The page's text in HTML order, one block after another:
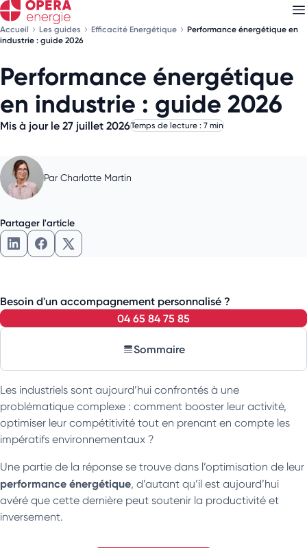
Accueil Les guides Efficacité Energétique
Performance énergétique en
industrie : guide 2026
Performance énergétique
en industrie : guide 2026
Mis à jour le 27 juillet 2026Temps de lecture : 7 min
Par Charlotte Martin
Partager l'article
Partager l'article sur LinkedIn
Partager l'article sur Facebook
Partager l'article sur X
Besoin d'un accompagnement personnalisé ?
04 65 84 75 85
Sommaire
Les industriels sont aujourd’hui confrontés à une
problématique complexe : comment booster leur activité,
optimiser leur compétitivité tout en prenant en compte les
impératifs environnementaux ?
Une partie de la réponse se trouve dans l’optimisation de leur
performance énergétique, d’autant qu’il est aujourd’hui
avéré que cette dernière peut soutenir la productivité et
inversement.
Découvrez nos newsletters
Choisissez les newsletters qui vous intéressent